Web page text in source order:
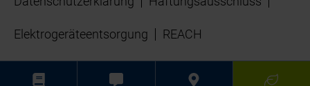
Elektrogeräteentsorgung REACH